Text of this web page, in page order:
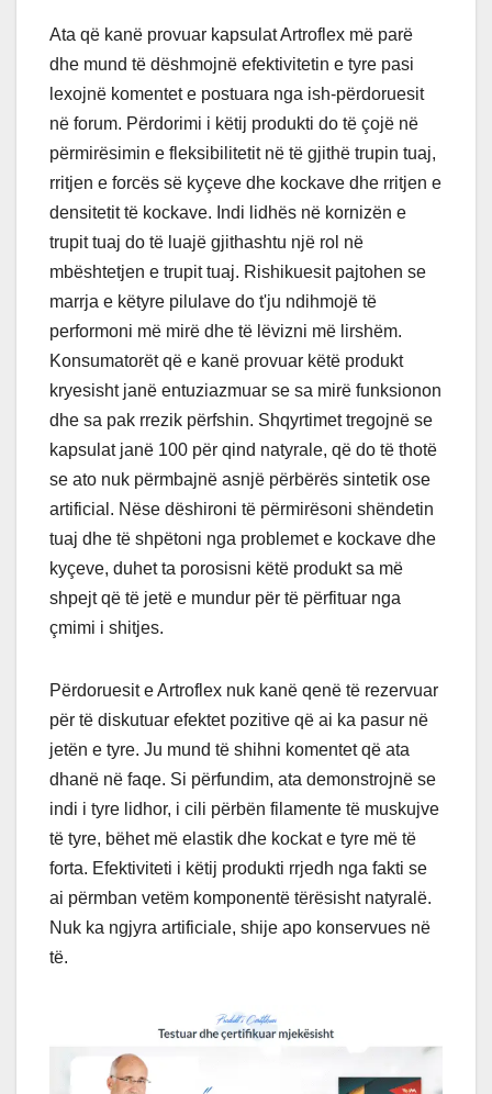
Ata që kanë provuar kapsulat Artroflex më parë
dhe mund të dëshmojnë efektivitetin e tyre pasi
lexojnë komentet e postuara nga ish-përdoruesit
në forum. Përdorimi i këtij produkti do të çojë në
përmirësimin e fleksibilitetit në të gjithë trupin tuaj,
rritjen e forcës së kyçeve dhe kockave dhe rritjen e
densitetit të kockave. Indi lidhës në kornizën e
trupit tuaj do të luajë gjithashtu një rol në
mbështetjen e trupit tuaj. Rishikuesit pajtohen se
marrja e këtyre pilulave do t'ju ndihmojë të
performoni më mirë dhe të lëvizni më lirshëm.
Konsumatorët që e kanë provuar këtë produkt
kryesisht janë entuziazmuar se sa mirë funksionon
dhe sa pak rrezik përfshin. Shqyrtimet tregojnë se
kapsulat janë 100 për qind natyrale, që do të thotë
se ato nuk përmbajnë asnjë përbërës sintetik ose
artificial. Nëse dëshironi të përmirësoni shëndetin
tuaj dhe të shpëtoni nga problemet e kockave dhe
kyçeve, duhet ta porosisni këtë produkt sa më
shpejt që të jetë e mundur për të përfituar nga
çmimi i shitjes.
Përdoruesit e Artroflex nuk kanë qenë të rezervuar
për të diskutuar efektet pozitive që ai ka pasur në
jetën e tyre. Ju mund të shihni komentet që ata
dhanë në faqe. Si përfundim, ata demonstrojnë se
indi i tyre lidhor, i cili përbën filamente të muskujve
të tyre, bëhet më elastik dhe kockat e tyre më të
forta. Efektiviteti i këtij produkti rrjedh nga fakti se
ai përmban vetëm komponentë tërësisht natyralë.
Nuk ka ngjyra artificiale, shije apo konservues në
të.